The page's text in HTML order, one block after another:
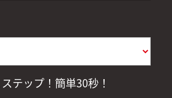
テップ！簡単30秒！